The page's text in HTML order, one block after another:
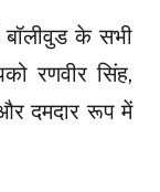
के सभी
रणवीर सिंह,
दमदार रूप में